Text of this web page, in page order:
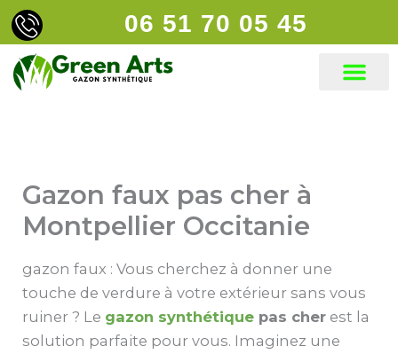
principal
Aller
au
contenu
06 51 70 05 45
Gazon faux pas cher à
Montpellier Occitanie
gazon faux : Vous cherchez à donner une
touche de verdure à votre extérieur sans vous
ruiner ? Le gazon synthétique pas cher est la
solution parfaite pour vous. Imaginez une